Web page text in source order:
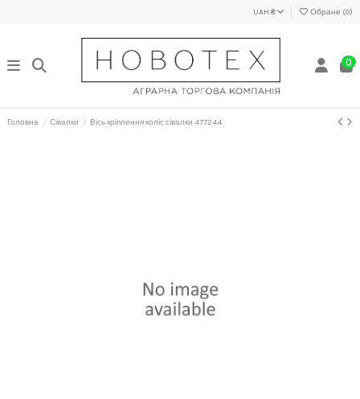
UAH ₴ Обране (0)
0
Головна Сівалки Вісь кріплення коліс сівалки 477244